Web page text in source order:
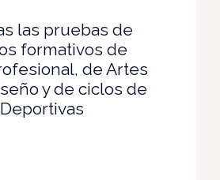
las pruebas de
formativos de
de Artes
y de ciclos de